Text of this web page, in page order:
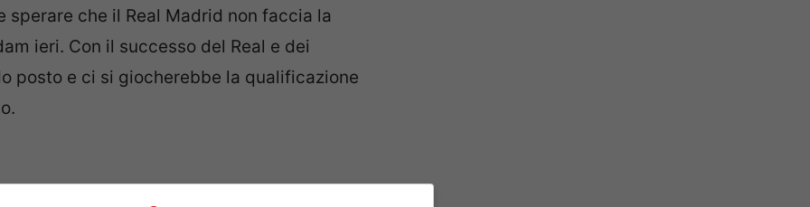
che il Real Madrid non faccia la
ieri. Con il successo del Real e dei
posto e ci si giocherebbe la qualificazione
sfida. Come ieri il Basilea ha sorpreso il